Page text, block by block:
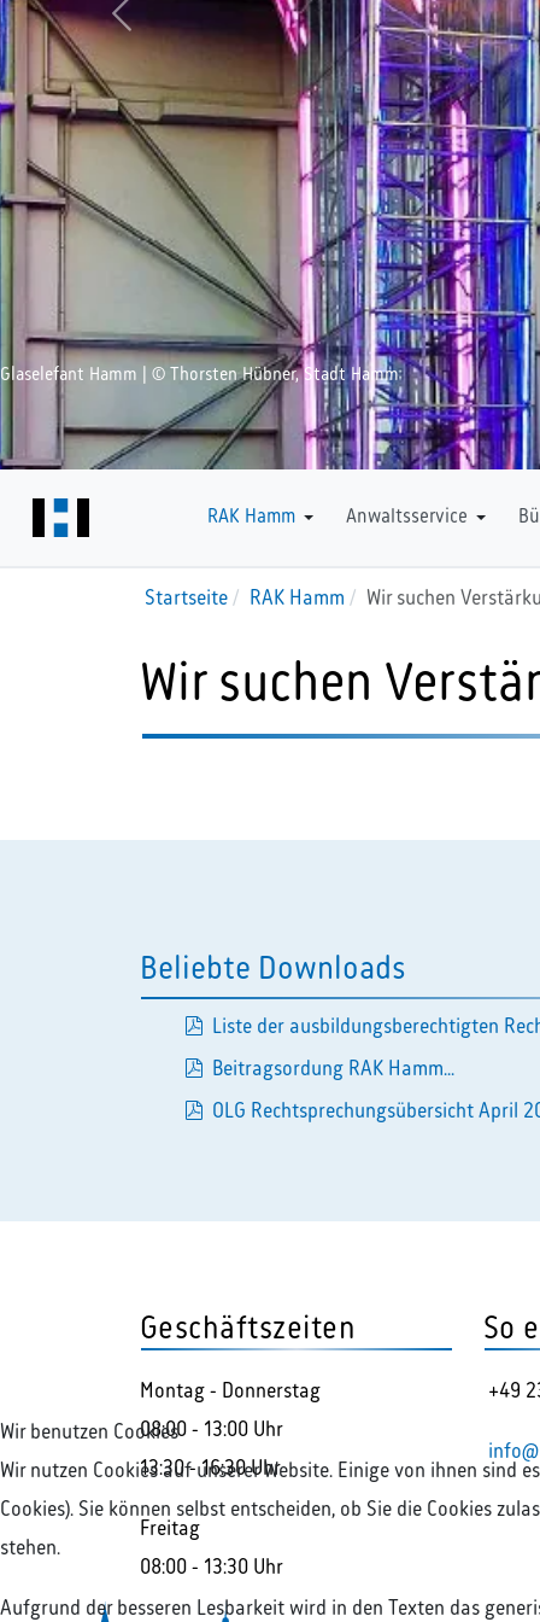
Glaselefant Hamm | © Thorsten Hübner, Stadt Hamm
Zurück
RAK Hamm Anwaltsservice
Downloads
Startseite RAK Hamm Wir suchen
Wir suchen
Beliebte Downloads
pdf
Liste der ausbildungsberechtigten
pdf
Beitragsordung RAK Hamm...
OLG Rechtsprechungsübersicht April
Geschäftszeiten
Montag - Donnerstag
08:00 - 13:00 Uhr
13:30 - 16:30 Uhr
Freitag
08:00 - 13:30 Uhr
So
+49
Wir benutzen Cookies
Wir nutzen Cookies auf unserer Website. Einige von ihnen sind
Cookies). Sie können selbst entscheiden, ob Sie die Cookies
stehen.
Aufgrund der besseren Lesbarkeit wird in den Texten das